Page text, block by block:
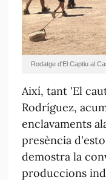
Rodatge d'El Captiu al
Així, tant 'El
Rodríguez,
enclavaments
presència
demostra la
produccions